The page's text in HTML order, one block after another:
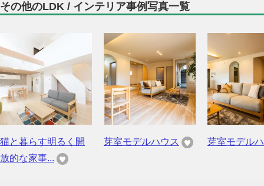
その他のLDK / インテリア事例写真一覧
猫と暮らす明るく開
放的な家事...
芽室モデルハウス 芽室モデル